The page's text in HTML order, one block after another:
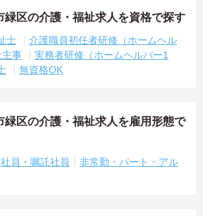
緑区の介護・福祉求人を資格で探す
士
介護職員初任者研修（ホームヘル
主事
実務者研修（ホームヘルパー1
無資格OK
緑区の介護・福祉求人を雇用形態で
員・嘱託社員
非常勤・パート・アル